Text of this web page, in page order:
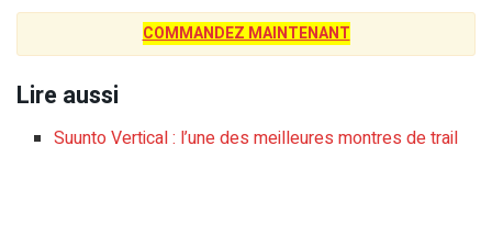
COMMANDEZ MAINTENANT
Lire aussi
Suunto Vertical : l’une des meilleures montres de trail